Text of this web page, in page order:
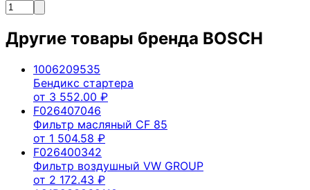
Другие товары бренда BOSCH
1006209535
Бендикс стартера
от 3 552.00 ₽
F026407046
Фильтр масляный CF 85
от 1 504.58 ₽
F026400342
Фильтр воздушный VW GROUP
от 2 172.43 ₽